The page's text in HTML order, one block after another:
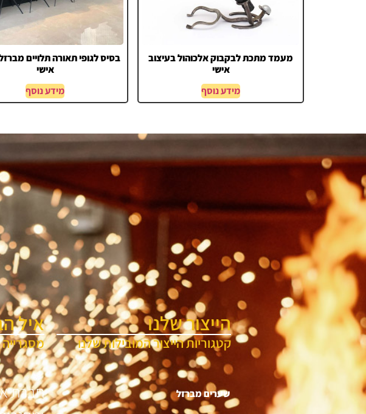
מעמד מתכת לבקבוק אלכוהול בעיצוב
אישי
מידע נוסף
בסיס לגופי תאורה תלויים
אישי
מידע נוסף
הייצור שלנו
קטגוריות הייצור המובילות שלנו
שערים מברזל
איל
חברת